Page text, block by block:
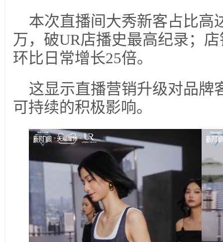
本次直播间大秀新客占比高
万，破UR店播史最高纪录；
环比日常增长25倍。
这显示直播营销升级对品牌
可持续的积极影响。